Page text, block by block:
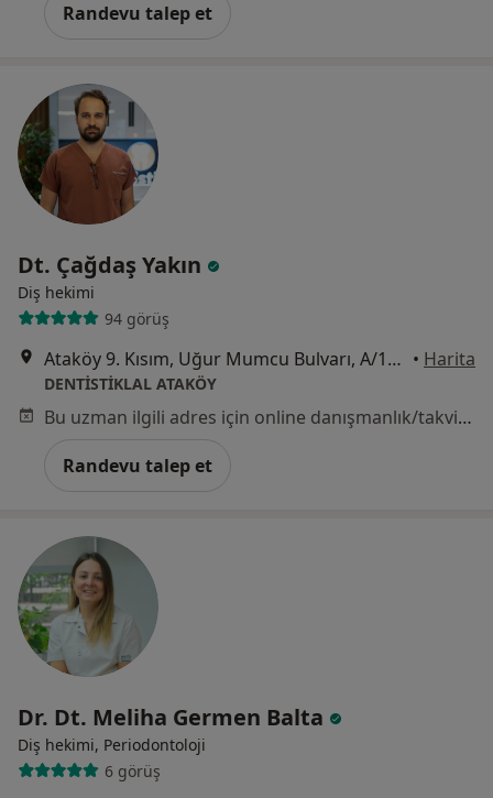
Randevu talep et
Dt. Çağdaş Yakın
Diş hekimi
94 görüş
Ataköy 9. Kısım, Uğur Mumcu Bulvarı, A/11a D:4 BAKIRKÖY, İstanbul • Harita
DENTİSTİKLAL ATAKÖY
Bu uzman ilgili adres için online danışmanlık/takvim sunmuyor.
Randevu talep et
Dr. Dt. Meliha Germen Balta
Diş hekimi, Periodontoloji
6 görüş